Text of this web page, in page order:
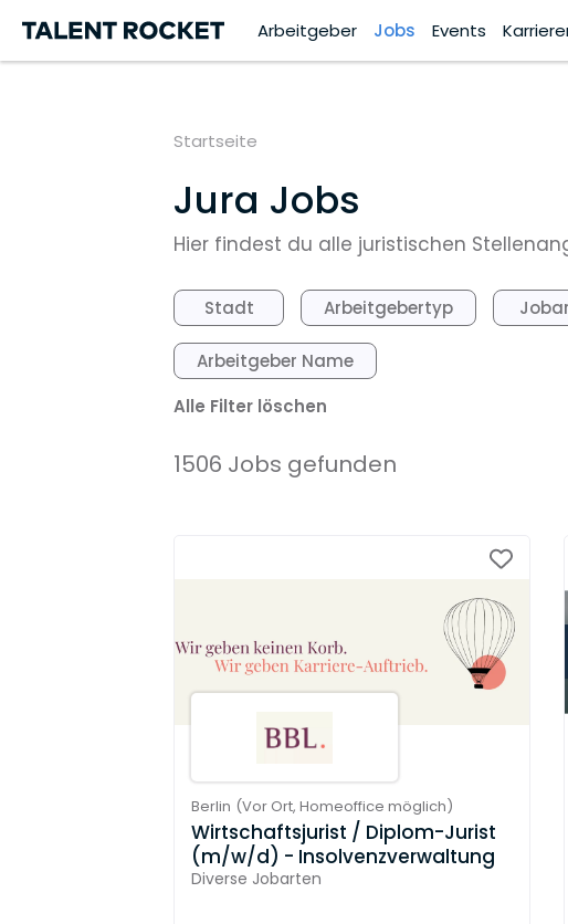
Arbeitgeber Jobs Events
Startseite
Jura Jobs
Hier findest du alle juristischen
Stadt Arbeitgebertyp
Arbeitgeber Name
Alle Filter löschen
1506 Jobs gefunden
Berlin (Vor Ort, Homeoffice möglich)
Wirtschaftsjurist / Diplom-Jurist
(m/w/d) - Insolvenzverwaltung
Diverse Jobarten